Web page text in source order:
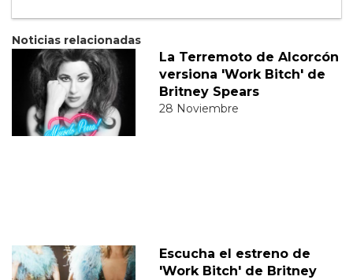
Noticias relacionadas
La Terremoto de Alcorcón
versiona 'Work Bitch' de
Britney Spears
28 Noviembre
Escucha el estreno de
'Work Bitch' de Britney